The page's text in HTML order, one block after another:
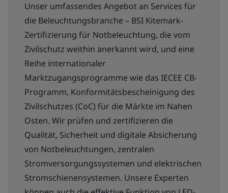
Unser umfassendes Angebot an Services für
die Beleuchtungsbranche – BSI Kitemark-
Zertifizierung für Notbeleuchtung, die vom
Zivilschutz weithin anerkannt wird, und eine
Reihe internationaler
Marktzugangsprogramme wie das IECEE CB-
Programm, Konformitätsbescheinigung des
Zivilschutzes (CoC) für die Märkte im Nahen
Osten. Wir prüfen und zertifizieren die
Qualität, Sicherheit und digitale Absicherung
von Notbeleuchtungen, zentralen
Stromversorgungssystemen und elektrischen
Stromschienensystemen. Unsere Experten